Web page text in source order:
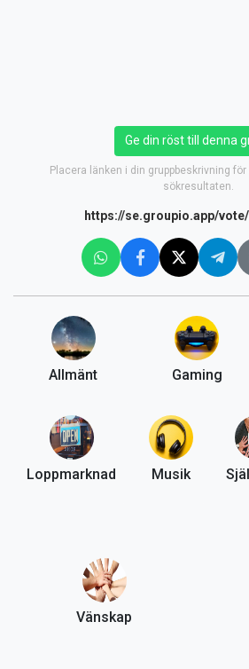
Ge din röst till denna
Placera länken i din gruppbeskrivning
sökresultaten.
https://se.groupio.app/
Allmänt Gaming
Loppmarknad Musik
Vänskap